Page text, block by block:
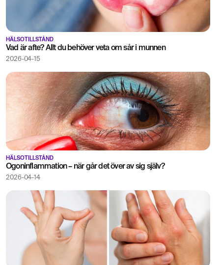
HÄLSOTILLSTÅND
Vad är afte? Allt du behöver veta om sår i munnen
2026-04-15
HÄLSOTILLSTÅND
Ögoninflammation – när går det över av sig själv?
2026-04-14